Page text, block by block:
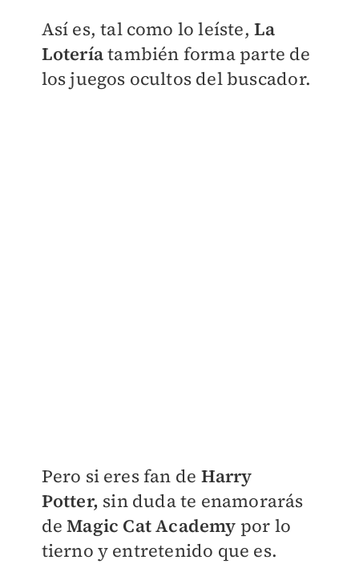
Así es, tal como lo leíste, La
Loteríatambién forma parte de
los juegos ocultos del buscador.
Pero si eres fan de Harry
Potter, sin duda te enamorarás
deMagic Cat Academy por lo
tierno y entretenido que es.